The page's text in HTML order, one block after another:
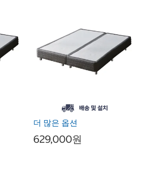
더 많은 옵션
629,000원